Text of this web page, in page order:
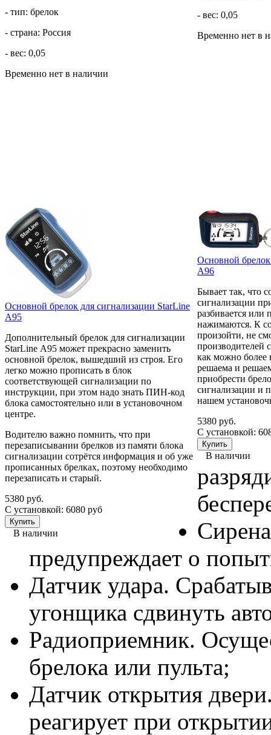
- тип: брелок
- страна: Россия
- вес: 0,05
Временно нет в наличии
- вес: 0,05
Временно нет в
Основной брелок для сигнализации StarLine
А95
Дополнительный брелок для сигнализации
StarLine А95 может прекрасно заменить
основной брелок, вышедший из строя. Его
легко можно прописать в блок
соответствующей сигнализации по
инструкции, при этом надо знать ПИН-код
блока самостоятельно или в установочном
центре.
Водителю важно помнить, что при
перезаписывании брелков из памяти блока
сигнализации сотрётся информация и об уже
прописанных брелках, поэтому необходимо
перезаписать и старый.
5380 руб.
С установкой: 6080 руб
В наличии
Основной
А96
Бывает так, что
сигнализации
разбивается или
нажимаются. К
произойти, не
производителей
как можно более
решаема и
приобрести
сигнализации и
нашем
5380 руб.
С установкой:
В наличии
предупреждает о
Датчик удара.
угонщика сдвинуть
Радиоприемник.
брелока или пульта;
Датчик открытия
реагирует при